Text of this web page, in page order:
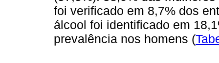
foi verificado em 8,7% dos
álcool foi identificado em
prevalência nos homens (